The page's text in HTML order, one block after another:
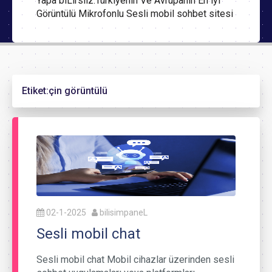
Görüntülü Mikrofonlu Sesli mobil sohbet sitesi
Etiket:çin görüntülü
02-1-2025 bilisimpaneL
Sesli mobil chat
Sesli mobil chat Mobil cihazlar üzerinden sesli